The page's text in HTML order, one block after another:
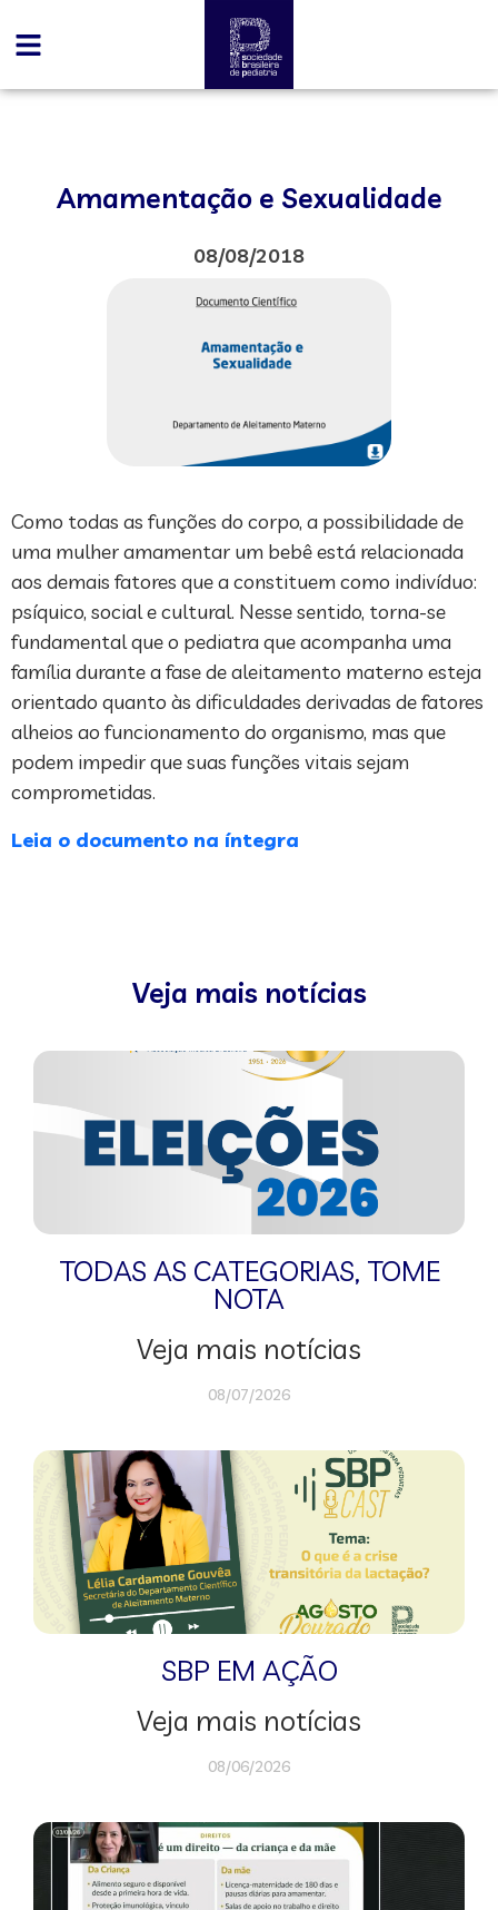
Amamentação e Sexualidade
08/08/2018
Como todas as funções do corpo, a possibilidade de
uma mulher amamentar um bebê está relacionada
aos demais fatores que a constituem como indivíduo:
psíquico, social e cultural. Nesse sentido, torna-se
fundamental que o pediatra que acompanha uma
família durante a fase de aleitamento materno esteja
orientado quanto às dificuldades derivadas de fatores
alheios ao funcionamento do organismo, mas que
podem impedir que suas funções vitais sejam
comprometidas.
Leia o documento na íntegra
Veja mais notícias
TODAS AS CATEGORIAS, TOME
NOTA
Veja mais notícias
08/07/2026
SBP EM AÇÃO
Veja mais notícias
08/06/2026